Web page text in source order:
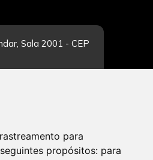
para
propósitos: para
Sala 2001 - CEP